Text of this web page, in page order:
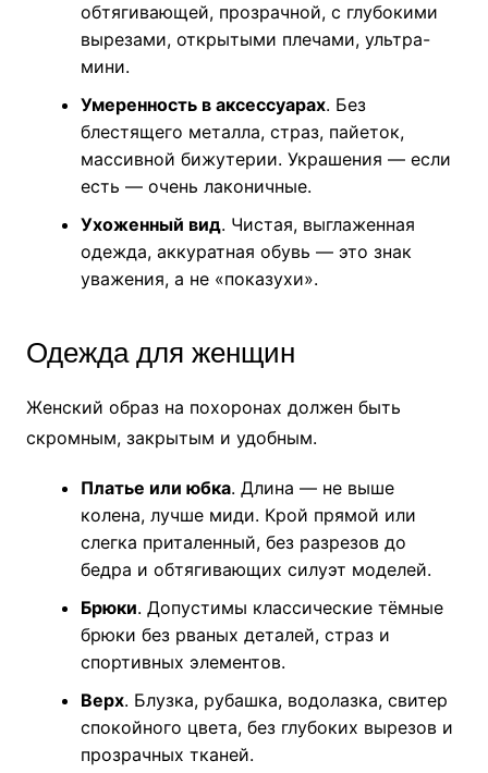
обтягивающей, прозрачной, с глубокими
вырезами, открытыми плечами, ультра-
мини.
Умеренность в аксессуарах. Без
блестящего металла, страз, пайеток,
массивной бижутерии. Украшения — если
есть — очень лаконичные.
Ухоженный вид. Чистая, выглаженная
одежда, аккуратная обувь — это знак
уважения, а не «показухи».
Одежда для женщин
Женский образ на похоронах должен быть
скромным, закрытым и удобным.
Платье или юбка. Длина — не выше
колена, лучше миди. Крой прямой или
слегка приталенный, без разрезов до
бедра и обтягивающих силуэт моделей.
Брюки. Допустимы классические тёмные
брюки без рваных деталей, страз и
спортивных элементов.
Верх. Блузка, рубашка, водолазка, свитер
спокойного цвета, без глубоких вырезов и
прозрачных тканей.